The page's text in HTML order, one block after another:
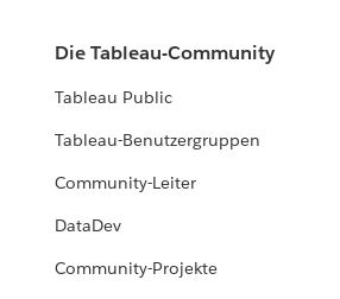
Die Tableau-Community
Tableau Public
Tableau-Benutzergruppen
Community-Leiter
DataDev
Community-Projekte